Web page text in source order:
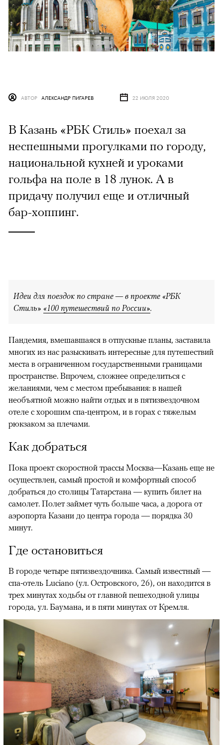
АВТОР АЛЕКСАНДР ПИГАРЕВ 22 ИЮЛЯ 2020
В Казань «РБК Стиль» поехал за
неспешными прогулками по городу,
национальной кухней и уроками
гольфа на поле в 18 лунок. А в
придачу получил еще и отличный
бар-хоппинг.
Идеи для поездок по стране — в проекте «РБК
Стиль» «100 путешествий по России».
Пандемия, вмешавшаяся в отпускные планы, заставила
многих из нас разыскивать интересные для путешествий
места в ограниченном государственными границами
пространстве. Впрочем, сложнее определиться с
желаниями, чем с местом пребывания: в нашей
необъятной можно найти отдых и в пятизвездочном
отеле с хорошим спа-центром, и в горах с тяжелым
рюкзаком за плечами.
Как добраться
Пока проект скоростной трассы Москва—Казань еще не
осуществлен, самый простой и комфортный способ
добраться до столицы Татарстана — купить билет на
самолет. Полет займет чуть больше часа, а дорога от
аэропорта Казани до центра города — порядка 30
минут.
Где остановиться
В городе четыре пятизвездочника. Самый известный —
спа-отель Luciano (ул. Островского, 26), он находится в
трех минутах ходьбы от главной пешеходной улицы
города, ул. Баумана, и в пяти минутах от Кремля.